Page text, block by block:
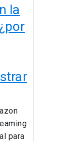
la
para